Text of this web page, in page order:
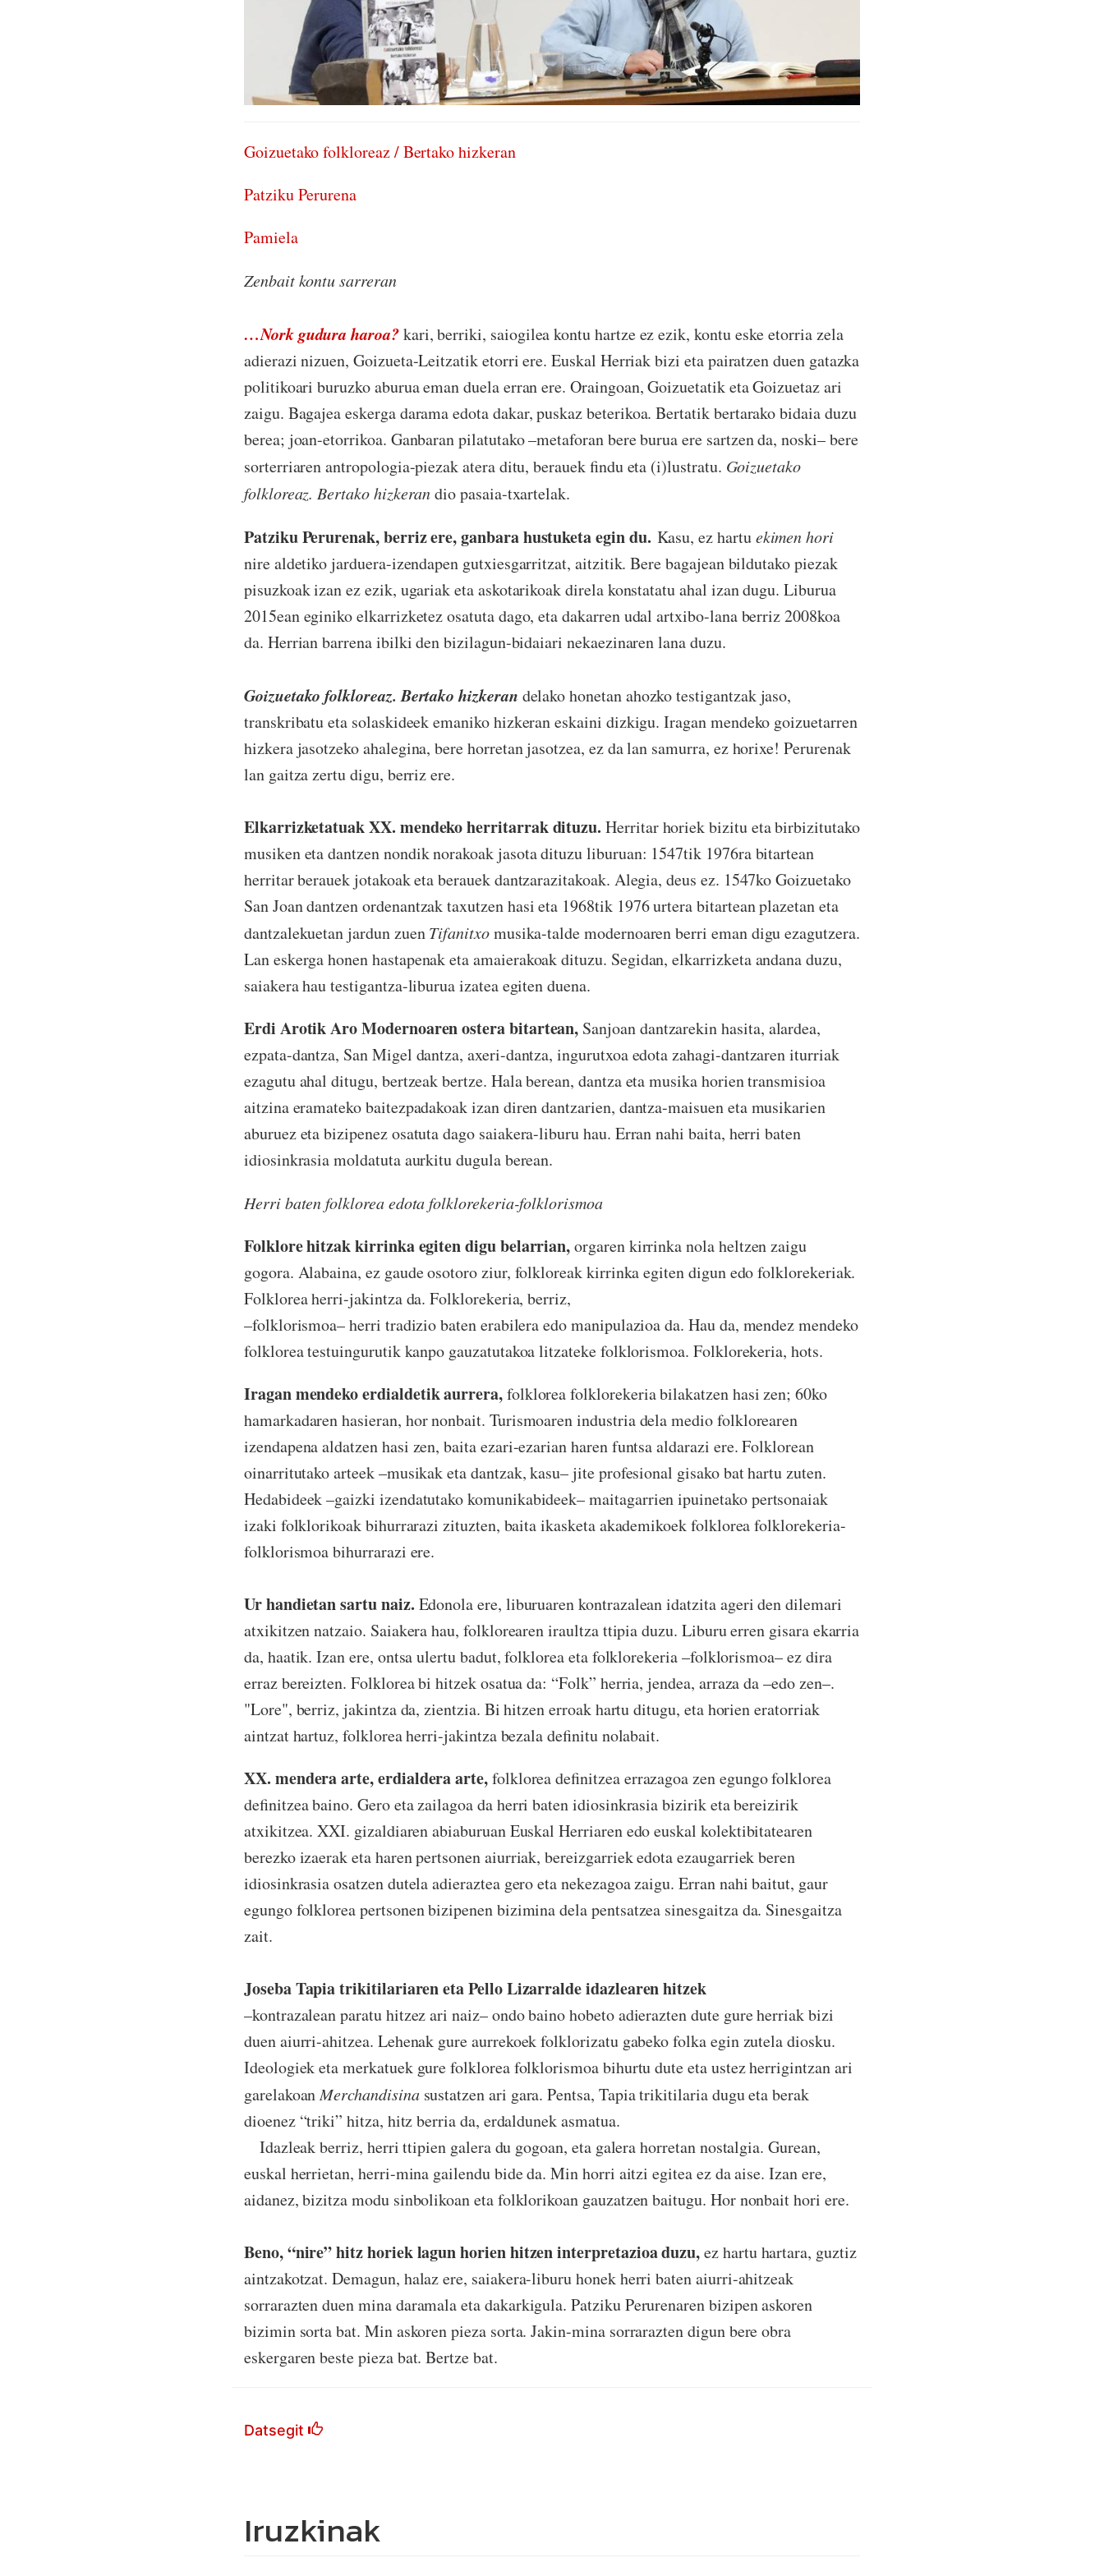
Goizuetako folkloreaz / Bertako hizkeran
Patziku Perurena
Pamiela
Zenbait kontu sarreran
…Nork gudura haroa?kari, berriki, saiogilea kontu hartze ez ezik, kontu eske etorria zela
adierazi nizuen, Goizueta-Leitzatik etorri ere. Euskal Herriak bizi eta pairatzen duen gatazka
politikoari buruzko aburua eman duela erran ere. Oraingoan, Goizuetatik eta Goizuetaz ari
zaigu. Bagajea eskerga darama edota dakar, puskaz beterikoa. Bertatik bertarako bidaia duzu
berea; joan-etorrikoa. Ganbaran pilatutako –metaforan bere burua ere sartzen da, noski– bere
sorterriaren antropologia-piezak atera ditu, berauek findu eta (i)lustratu. Goizuetako
folkloreaz. Bertako hizkerandio pasaia-txartelak.
Patziku Perurenak, berriz ere, ganbara hustuketa egin du. Kasu, ez hartuekimen hori
nire aldetiko jarduera-izendapen gutxiesgarritzat, aitzitik. Bere bagajean bildutako piezak
pisuzkoak izan ez ezik, ugariak eta askotarikoak direla konstatatu ahal izan dugu. Liburua
2015ean eginiko elkarrizketez osatuta dago, eta dakarren udal artxibo-lana berriz 2008koa
da. Herrian barrena ibilki den bizilagun-bidaiari nekaezinaren lana duzu.
Goizuetako folkloreaz. Bertako hizkeran delako honetan ahozko testigantzak jaso,
transkribatu eta solaskideek emaniko hizkeran eskaini dizkigu. Iragan mendeko goizuetarren
hizkera jasotzeko ahalegina, bere horretan jasotzea, ez da lan samurra, ez horixe! Perurenak
lan gaitza zertu digu, berriz ere.
Elkarrizketatuak XX. mendeko herritarrak dituzu. Herritar horiek bizitu eta birbizitutako
musiken eta dantzen nondik norakoak jasota dituzu liburuan: 1547tik 1976ra bitartean
herritar berauek jotakoak eta berauek dantzarazitakoak. Alegia, deus ez. 1547ko Goizuetako
San Joan dantzen ordenantzak taxutzen hasi eta 1968tik 1976 urtera bitartean plazetan eta
dantzalekuetan jardun zuenTifanitxomusika-talde modernoaren berri eman digu ezagutzera.
Lan eskerga honen hastapenak eta amaierakoak dituzu. Segidan, elkarrizketa andana duzu,
saiakera hau testigantza-liburua izatea egiten duena.
Erdi Arotik Aro Modernoaren ostera bitartean, Sanjoan dantzarekin hasita, alardea,
ezpata-dantza, San Migel dantza, axeri-dantza, ingurutxoa edota zahagi-dantzaren iturriak
ezagutu ahal ditugu, bertzeak bertze. Hala berean, dantza eta musika horien transmisioa
aitzina eramateko baitezpadakoak izan diren dantzarien, dantza-maisuen eta musikarien
aburuez eta bizipenez osatuta dago saiakera-liburu hau. Erran nahi baita, herri baten
idiosinkrasia moldatuta aurkitu dugula berean.
Herri baten folklorea edota folklorekeria-folklorismoa
Folklore hitzak kirrinka egiten digu belarrian,orgaren kirrinka nola heltzen zaigu
gogora. Alabaina, ez gaude osotoro ziur, folkloreak kirrinka egiten digun edo folklorekeriak.
Folklorea herri-jakintza da. Folklorekeria, berriz,
–folklorismoa– herri tradizio baten erabilera edo manipulazioa da. Hau da, mendez mendeko
folklorea testuingurutik kanpo gauzatutakoa litzateke folklorismoa. Folklorekeria, hots.
Iragan mendeko erdialdetik aurrera,folklorea folklorekeria bilakatzen hasi zen; 60ko
hamarkadaren hasieran, hor nonbait. Turismoaren industria dela medio folklorearen
izendapena aldatzen hasi zen, baita ezari-ezarian haren funtsa aldarazi ere. Folklorean
oinarritutako arteek –musikak eta dantzak, kasu– jite profesional gisako bat hartu zuten.
Hedabideek –gaizki izendatutako komunikabideek– maitagarrien ipuinetako pertsonaiak
izaki folklorikoak bihurrarazi zituzten, baita ikasketa akademikoek folklorea folklorekeria-
folklorismoa bihurrarazi ere.
Ur handietan sartu naiz. Edonola ere, liburuaren kontrazalean idatzita ageri den dilemari
atxikitzen natzaio. Saiakera hau, folklorearen iraultza ttipia duzu. Liburu erren gisara ekarria
da, haatik. Izan ere, ontsa ulertu badut, folklorea eta folklorekeria –folklorismoa– ez dira
erraz bereizten. Folklorea bi hitzek osatua da: “Folk” herria, jendea, arraza da –edo zen–.
"Lore", berriz, jakintza da, zientzia. Bi hitzen erroak hartu ditugu, eta horien eratorriak
aintzat hartuz, folklorea herri-jakintza bezala definitu nolabait.
XX. mendera arte, erdialdera arte,folklorea definitzea errazagoa zen egungo folklorea
definitzea baino. Gero eta zailagoa da herri baten idiosinkrasia bizirik eta bereizirik
atxikitzea. XXI. gizaldiaren abiaburuan Euskal Herriaren edo euskal kolektibitatearen
berezko izaerak eta haren pertsonen aiurriak, bereizgarriek edota ezaugarriek beren
idiosinkrasia osatzen dutela adieraztea gero eta nekezagoa zaigu. Erran nahi baitut, gaur
egungo folklorea pertsonen bizipenen bizimina dela pentsatzea sinesgaitza da. Sinesgaitza
zait.
Joseba Tapia trikitilariaren eta Pello Lizarralde idazlearen hitzek
–kontrazalean paratu hitzez ari naiz– ondo baino hobeto adierazten dute gure herriak bizi
duen aiurri-ahitzea. Lehenak gure aurrekoek folklorizatu gabeko folka egin zutela diosku.
Ideologiek eta merkatuek gure folklorea folklorismoa bihurtu dute eta ustez herrigintzan ari
garelakoanMerchandisinasustatzen ari gara. Pentsa, Tapia trikitilaria dugu eta berak
dioenez “triki” hitza, hitz berria da, erdaldunek asmatua.
Idazleak berriz, herri ttipien galera du gogoan, eta galera horretan nostalgia. Gurean,
euskal herrietan, herri-mina gailendu bide da. Min horri aitzi egitea ez da aise. Izan ere,
aidanez, bizitza modu sinbolikoan eta folklorikoan gauzatzen baitugu. Hor nonbait hori ere.
Beno, “nire” hitz horiek lagun horien hitzen interpretazioa duzu,ez hartu hartara, guztiz
aintzakotzat. Demagun, halaz ere, saiakera-liburu honek herri baten aiurri-ahitzeak
sorrarazten duen mina daramala eta dakarkigula. Patziku Perurenaren bizipen askoren
bizimin sorta bat. Min askoren pieza sorta. Jakin-mina sorrarazten digun bere obra
eskergaren beste pieza bat. Bertze bat.
Datsegit
Iruzkinak